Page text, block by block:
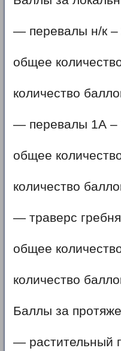
— перевалы н/к –
общее
количество
— перевалы 1А –
общее
количество
— траверс
общее
количество
Баллы за
— растительный